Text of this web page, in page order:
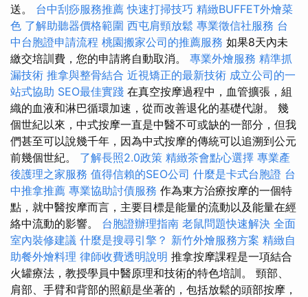
送。 台中刮痧服務推薦快速打掃技巧 精緻BUFFET外燴菜
色 了解助聽器價格範圍 西屯肩頸放鬆 專業徵信社服務 台
中台胞證申請流程 桃園搬家公司的推薦服務 如果8天內未
繳交培訓費，您的申請將自動取消。 專業外燴服務 精準抓
漏技術 推拿與整骨結合 近視矯正的最新技術 成立公司的一
站式協助 SEO最佳實踐 在真空按摩過程中，血管擴張，組
織的血液和淋巴循環加速，從而改善退化的基礎代謝。 幾
個世紀以來，中式按摩一直是中醫不可或缺的一部分，但我
們甚至可以說幾千年，因為中式按摩的傳統可以追溯到公元
前幾個世紀。 了解長照2.0政策 精緻茶會點心選擇 專業產
後護理之家服務 值得信賴的SEO公司 什麼是卡式台胞證 台
中推拿推薦 專業協助討債服務 作為東方治療按摩的一個特
點，就中醫按摩而言，主要目標是能量的流動以及能量在經
絡中流動的影響。 台胞證辦理指南 老鼠問題快速解決 全面
室內裝修建議 什麼是搜尋引擎？ 新竹外燴服務方案 精緻自
助餐外燴料理 律師收費透明說明 推拿按摩課程是一項結合
火罐療法，教授學員中醫原理和技術的特色培訓。 頸部、
肩部、手臂和背部的照顧是坐著的，包括放鬆的頭部按摩，